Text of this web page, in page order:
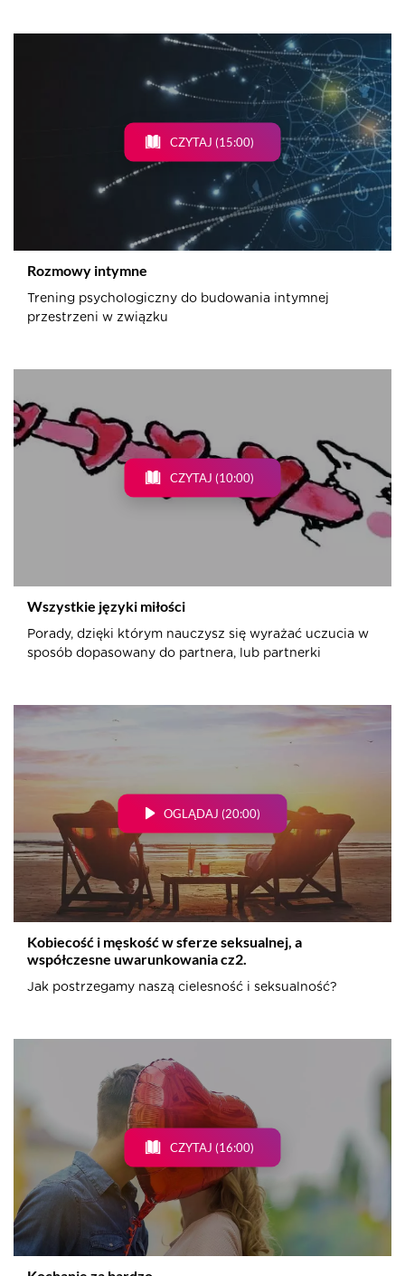
CZYTAJ (15:00)
Rozmowy intymne
Trening psychologiczny do budowania intymnej
przestrzeni w związku
CZYTAJ (10:00)
Wszystkie języki miłości
Porady, dzięki którym nauczysz się wyrażać uczucia w
sposób dopasowany do partnera, lub partnerki
OGLĄDAJ (20:00)
Kobiecość i męskość w sferze seksualnej, a
współczesne uwarunkowania cz2.
Jak postrzegamy naszą cielesność i seksualność?
CZYTAJ (16:00)